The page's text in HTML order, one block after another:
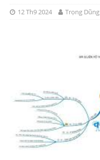
12 Th9 2024 Trọng Dũng